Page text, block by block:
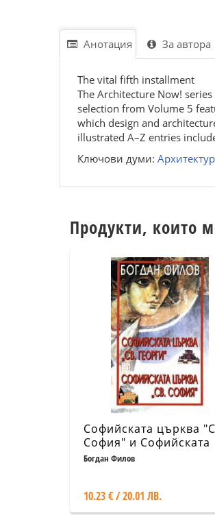
Анотация За автора
The vital fifth installment
The Architecture Now!
selection from Volume 5
which design and
illustrated A–Z entries
Ключови думи:
Продукти, които
Софийската църква
София" и Софийската
църква "Св. Георги"
Богдан Филов
10.23 € / 20.01 ЛВ.